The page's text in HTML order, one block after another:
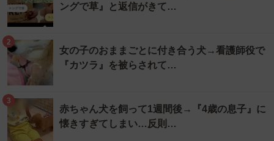
ングで草』と返信がきて…
2
女の子のおままごとに付き合う犬→看護師役で
『カツラ』を被らされて…
3
赤ちゃん犬を飼って1週間後→『4歳の息子』に
懐きすぎてしまい…反則…